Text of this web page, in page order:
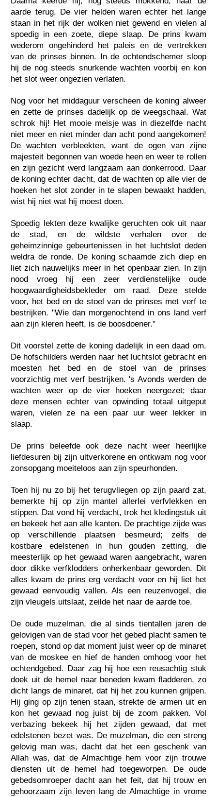
aarde terug, De vier helden waren echter het lange
staan in het rijk der wolken niet gewend en vielen al
spoedig in een zoete, diepe slaap. De prins kwam
wederom ongehinderd het paleis en de vertrekken
van de prinses binnen. In de ochtendschemer sloop
hij de nog steeds snurkende wachten voorbij en kon
het slot weer ongezien verlaten.
Nog voor het middaguur verscheen de koning alweer
en zette de prinses dadelijk op de weegschaal. Wat
schrok hij! Het mooie meisje was in diezelfde nacht
niet meer en niet minder dan acht pond aangekomen!
De wachten verbleekten, want de ogen van zijne
majesteit begonnen van woede heen en weer te rollen
en zijn gezicht werd langzaam aan donkerrood. Daar
de koning echter dacht, dat de wachten op alle vier de
hoeken het slot zonder in te slapen bewaakt hadden,
wist hij niet wat hij moest doen.
Spoedig lekten deze kwalijke geruchten ook uit naar
de stad, en de wildste verhalen over de
geheimzinnige gebeurtenissen in het luchtslot deden
weldra de ronde. De koning schaamde zich diep en
liet zich nauwelijks meer in het openbaar zien. In zijn
nood vroeg hij een zeer verdienstelijke oude
hoogwaardigheidsbekleder om raad. Deze stelde
voor, het bed en de stoel van de prinses met verf te
bestrijken. "Wie dan morgenochtend in ons land verf
aan zijn kleren heeft, is de boosdoener."
Dit voorstel zette de koning dadelijk in een daad om.
De hofschilders werden naar het luchtslot gebracht en
moesten het bed en de stoel van de prinses
voorzichtig met verf bestrijken. 's Avonds werden de
wachten weer op de vier hoeken neergezet; daar
deze mensen echter van opwinding totaal uitgeput
waren, vielen ze na een paar uur weer lekker in
slaap.
De prins beleefde ook deze nacht weer heerlijke
liefdesuren bij zijn uitverkorene en ontkwam nog voor
zonsopgang moeiteloos aan zijn speurhonden.
Toen hij nu zo bij het terugvliegen op zijn paard zat,
bemerkte hij op zijn mantel allerlei verfvlekken en
stippen. Dat vond hij verdacht, trok het kledingstuk uit
en bekeek het aan alle kanten. De prachtige zijde was
op verschillende plaatsen besmeurd; zelfs de
kostbare edelstenen in hun gouden zetting, die
meesterlijk op het gewaad waren aangebracht, waren
door dikke verfklodders onherkenbaar geworden. Dit
alles kwam de prins erg verdacht voor en hij liet het
gewaad eenvoudig vallen. Als een reuzenvogel, die
zijn vleugels uitslaat, zeilde het naar de aarde toe.
De oude muzelman, die al sinds tientallen jaren de
gelovigen van de stad voor het gebed placht samen te
roepen, stond op dat moment juist weer op de minaret
van de moskee en hief de handen omhoog voor het
ochtendgebed. Daar zag hij hoe een reusachtig stuk
doek uit de hemel naar beneden kwam fladderen, zo
dicht langs de minaret, dat hij het zou kunnen grijpen.
Hij ging op zijn tenen staan, strekte de armen uit en
kon het gewaad nog juist bij de zoom pakken. Vol
verbazing bekeek hij het zijden gewaad, dat met
edelstenen bezet was. De muzelman, die een streng
gelovig man was, dacht dat het een geschenk van
Allah was, dat de Almachtige hem voor zijn trouwe
diensten uit de hemel had toegeworpen. De oude
gebedsomroeper dacht aan het feit, dat hij trouw en
gehoorzaam zijn leven lang de Almachtige in vrome